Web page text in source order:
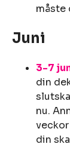
måste
Juni
3-7
din
nu.
veckor
din